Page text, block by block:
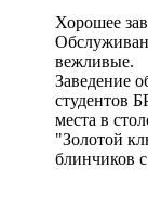
Хорошее
вежливые.
Заведение
студентов
места в
"Золотой
блинчиков